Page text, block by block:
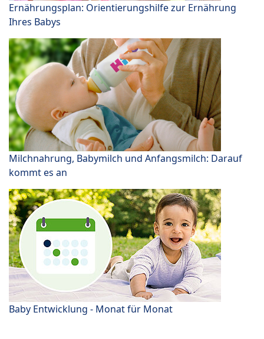
Ernährungsplan: Orientierungshilfe zur Ernährung
Ihres Babys
Milchnahrung, Babymilch und Anfangsmilch: Darauf
kommt es an
Baby Entwicklung - Monat für Monat